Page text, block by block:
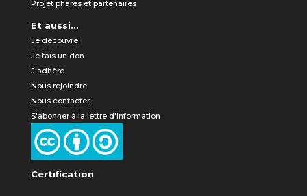
Projet phares et partenaires
Et aussi...
Je découvre
Je fais un don
J'adhère
Nous rejoindre
Nous contacter
S'abonner à la lettre d'information
Certification